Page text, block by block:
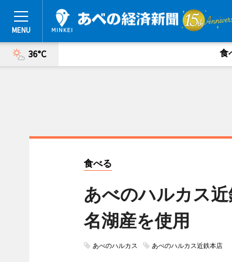
36°C 食
食べる
あべのハルカス
名湖産を使用
あべのハルカス あべのハルカス近鉄本店